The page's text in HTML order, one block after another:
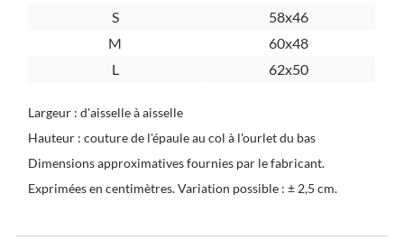
S
58x46
M
60x48
L
62x50
Largeur : d'aisselle à aisselle
Hauteur : couture de l'épaule au col à l'ourlet du bas
Dimensions approximatives fournies par le fabricant.
Exprimées en centimètres. Variation possible : ± 2,5 cm.